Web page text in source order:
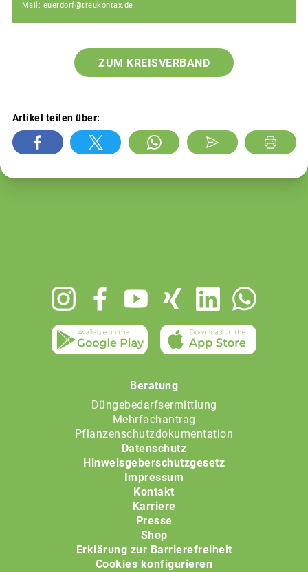
Mail: euerdorf@treukontax.de
ZUM KREISVERBAND
Artikel teilen über:
Beratung
Düngebedarfsermittlung
Mehrfachantrag
Pflanzenschutzdokumentation
Datenschutz
Hinweisgeberschutzgesetz
Impressum
Kontakt
Karriere
Presse
Shop
Erklärung zur Barrierefreiheit
Cookies konfigurieren